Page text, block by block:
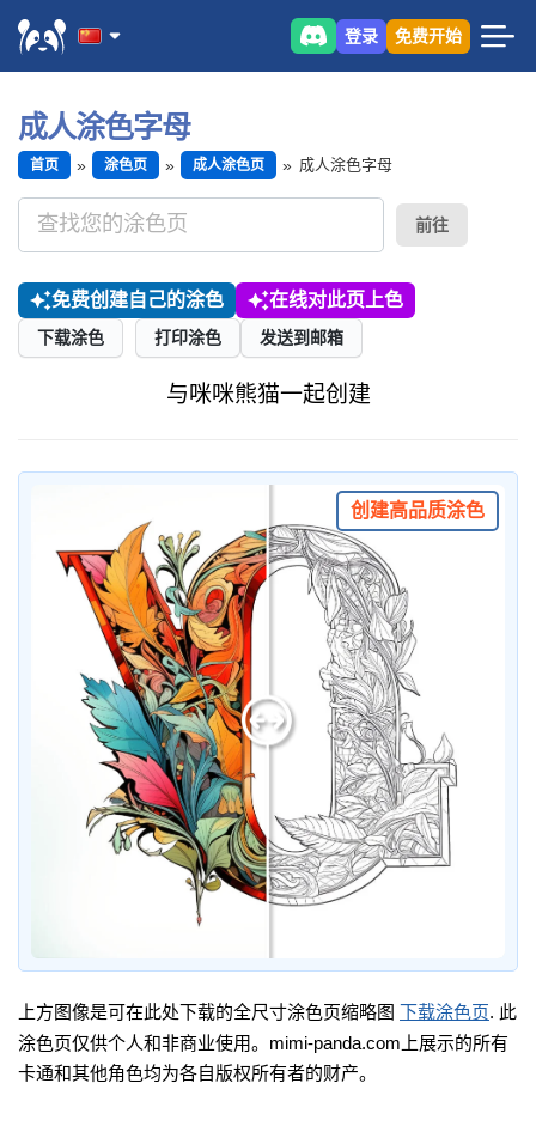
登录 免费开始
成人涂色字母
首页 涂色页 成人涂色页 成人涂色字母
前往
免费创建自己的涂色 在线对此页上色
下载涂色 打印涂色 发送到邮箱
与咪咪熊猫一起创建
创建高品质涂色
上方图像是可在此处下载的全尺寸涂色页缩略图 下载涂色页. 此
涂色页仅供个人和非商业使用。mimi-panda.com上展示的所有
卡通和其他角色均为各自版权所有者的财产。